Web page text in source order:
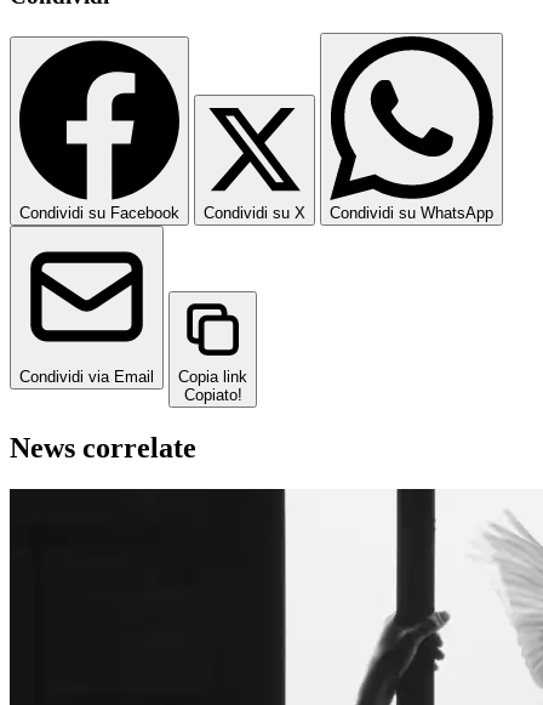
Condividi su Facebook Condividi su X Condividi su WhatsApp
Condividi via Email
Copia link
Copiato!
News correlate